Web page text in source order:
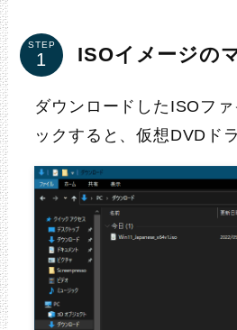
STEP ISOイメージの
ダウンロードしたISOフ
ックすると、仮想DVDド